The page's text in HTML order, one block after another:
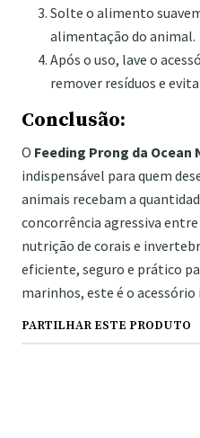
Solte o alimento
alimentação do animal.
Após o uso, lave o
remover resíduos e
Conclusão:
O Feeding Prong da
indispensável para quem
animais recebam a
concorrência agressiva
nutrição de corais e
eficiente, seguro e prático
marinhos, este é o acessório
PARTILHAR ESTE PRODUTO